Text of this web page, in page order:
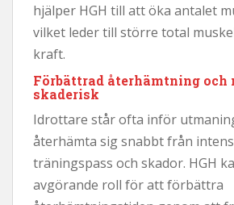
hjälper HGH till att öka antalet
vilket leder till större total
kraft.
Förbättrad återhämtning och
skaderisk
Idrottare står ofta inför
återhämta sig snabbt från
träningspass och skador. HGH
avgörande roll för att förbättra